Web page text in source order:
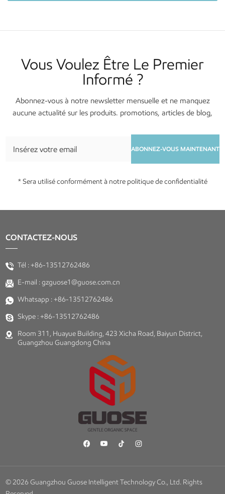
Vous Voulez Être Le Premier
Informé ?
Abonnez-vous à notre newsletter mensuelle et ne manquez
aucune actualité sur les produits. promotions, articles de blog,
ABONNEZ-VOUS MAINTENANT
* Sera utilisé conformément à notre politique de confidentialité
CONTACTEZ-NOUS
Tél :+86-13512762486
E-mail :gzguose1@guose.com.cn
Whatsapp :+86-13512762486
Skype :+86-13512762486
Room 311, Huayue Building, 423 Xicha Road, Baiyun District,
Guangzhou Guangdong China
© 2026 Guangzhou Guose Intelligent Technology Co., Ltd. Rights